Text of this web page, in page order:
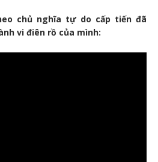
chủ nghĩa tự do cấp tiến đã
vi điên rồ của mình: